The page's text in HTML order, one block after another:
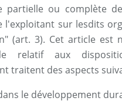
partielle ou complète
sur lesdits
(art. 3). Cet article est
relatif aux
traitent des aspects
le développement